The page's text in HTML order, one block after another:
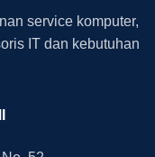
service komputer,
IT dan kebutuhan